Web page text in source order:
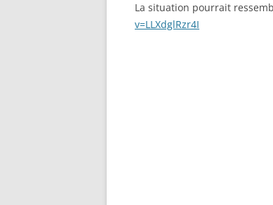
La situation pourrait
v=LLXdglRzr4I